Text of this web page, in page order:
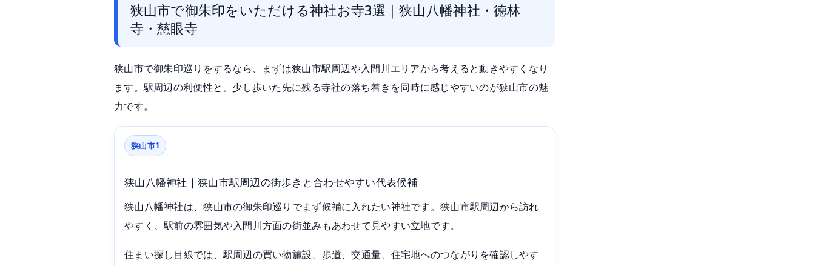
狭山市で御朱印をいただける神社お寺3選｜狭山八幡神社・徳林
寺・慈眼寺
狭山市で御朱印巡りをするなら、まずは狭山市駅周辺や入間川エリアから考えると動きやすくなり
ます。駅周辺の利便性と、少し歩いた先に残る寺社の落ち着きを同時に感じやすいのが狭山市の魅
力です。
狭山市1
狭山八幡神社｜狭山市駅周辺の街歩きと合わせやすい代表候補
狭山八幡神社は、狭山市の御朱印巡りでまず候補に入れたい神社です。狭山市駅周辺から訪れ
やすく、駅前の雰囲気や入間川方面の街並みもあわせて見やすい立地です。
住まい探し目線では、駅周辺の買い物施設、歩道、交通量、住宅地へのつながりを確認しやす